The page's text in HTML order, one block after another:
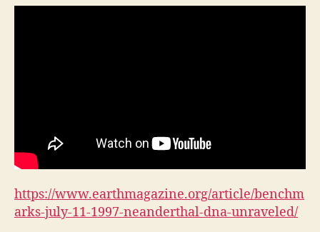
https://www.earthmagazine.org/article/benchm
arks-july-11-1997-neanderthal-dna-unraveled/